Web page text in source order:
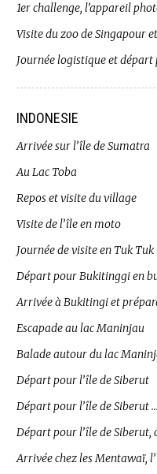
1er challenge, l’appareil
Visite du zoo de Singapour
Journée logistique et départ
INDONESIE
Arrivée sur l’île de Sumatra
Au Lac Toba
Repos et visite du village
Visite de l’île en moto
Journée de visite en Tuk Tuk
Départ pour Bukitinggi en
Arrivée à Bukitingi et
Escapade au lac Maninjau
Balade autour du lac
Départ pour l’île de Siberut
Départ pour l’île de Siberut
Départ pour l’île de Siberut,
Arrivée chez les Mentawaï,